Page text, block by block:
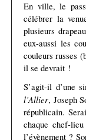
En ville, le
célébrer la
plusieurs
eux-aussi les
couleurs russes
il se devrait !
S’agit-il d’une
l’Allier, Joseph
républicain.
chaque chef-
l’évènement ?